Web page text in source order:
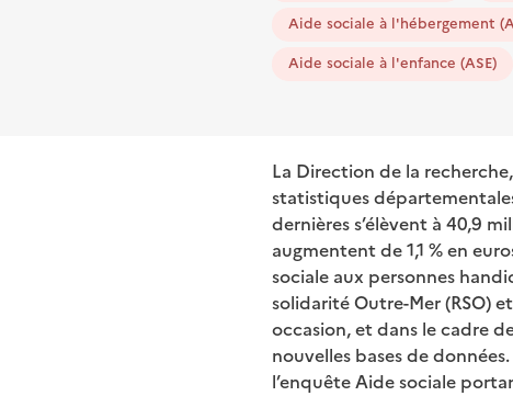
Aide sociale à l'hébergement
Aide sociale à l'enfance (ASE)
La Direction de la
statistiques
dernières s’élèvent à 40,9
augmentent de 1,1 % en
sociale aux personnes
solidarité Outre-Mer (RSO)
occasion, et dans le cadre
nouvelles bases de
l’enquête Aide sociale